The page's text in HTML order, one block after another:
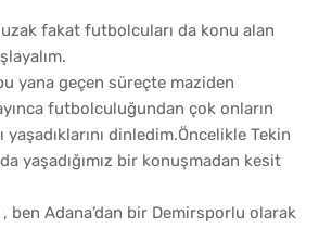
fakat futbolcuları da konu alan
yana geçen süreçte maziden
futbolculuğundan çok onların
dinledim.Öncelikle Tekin
yaşadığımız bir konuşmadan kesit
, ben Adana’dan bir Demirsporlu olarak